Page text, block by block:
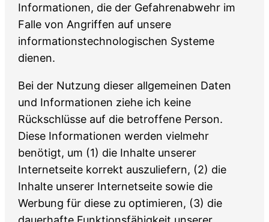
Informationen, die der Gefahrenabwehr im
Falle von Angriffen auf unsere
informationstechnologischen Systeme
dienen.
Bei der Nutzung dieser allgemeinen Daten
und Informationen ziehe ich keine
Rückschlüsse auf die betroffene Person.
Diese Informationen werden vielmehr
benötigt, um (1) die Inhalte unserer
Internetseite korrekt auszuliefern, (2) die
Inhalte unserer Internetseite sowie die
Werbung für diese zu optimieren, (3) die